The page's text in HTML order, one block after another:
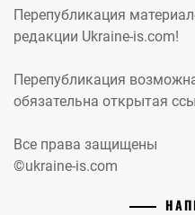
Перепубликация
редакции Ukraine-is.com!
Перепубликация
обязательна открытая
Все права защищены
©ukraine-is.com